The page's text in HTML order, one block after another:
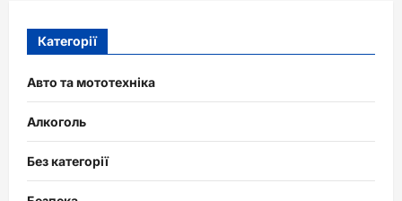
Категорії
Авто та мототехніка
Алкоголь
Без категорії